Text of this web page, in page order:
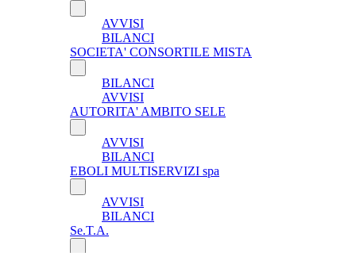
AVVISI
BILANCI
SOCIETA' CONSORTILE MISTA
BILANCI
AVVISI
AUTORITA' AMBITO SELE
AVVISI
BILANCI
EBOLI MULTISERVIZI spa
AVVISI
BILANCI
Se.T.A.